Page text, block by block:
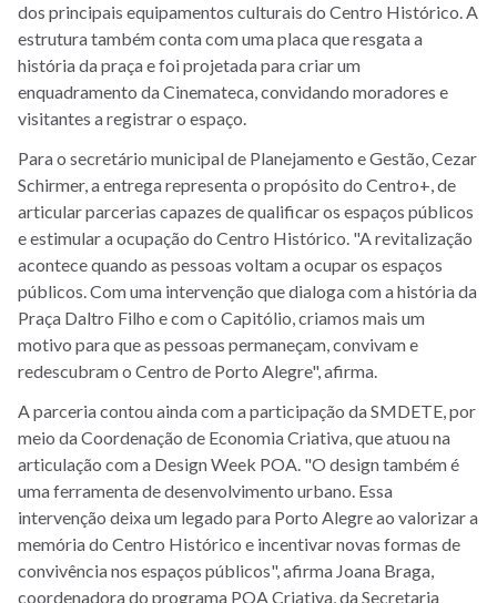
dos principais equipamentos culturais do Centro Histórico. A
estrutura também conta com uma placa que resgata a
história da praça e foi projetada para criar um
enquadramento da Cinemateca, convidando moradores e
visitantes a registrar o espaço.
Para o secretário municipal de Planejamento e Gestão, Cezar
Schirmer, a entrega representa o propósito do Centro+, de
articular parcerias capazes de qualificar os espaços públicos
e estimular a ocupação do Centro Histórico. "A revitalização
acontece quando as pessoas voltam a ocupar os espaços
públicos. Com uma intervenção que dialoga com a história da
Praça Daltro Filho e com o Capitólio, criamos mais um
motivo para que as pessoas permaneçam, convivam e
redescubram o Centro de Porto Alegre", afirma.
A parceria contou ainda com a participação da SMDETE, por
meio da Coordenação de Economia Criativa, que atuou na
articulação com a Design Week POA. "O design também é
uma ferramenta de desenvolvimento urbano. Essa
intervenção deixa um legado para Porto Alegre ao valorizar a
memória do Centro Histórico e incentivar novas formas de
convivência nos espaços públicos", afirma Joana Braga,
coordenadora do programa POA Criativa, da Secretaria